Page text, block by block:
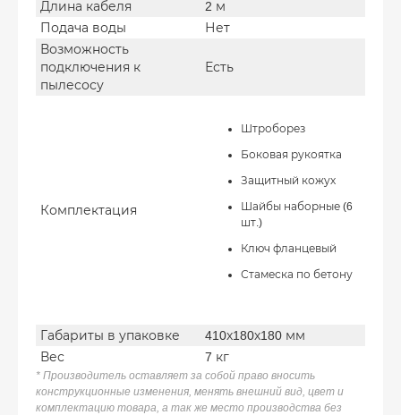
Длина кабеля
2 м
Подача воды
Нет
Возможность
подключения к
пылесосу
Есть
Комплектация
Штроборез
Боковая рукоятка
Защитный кожух
Шайбы наборные (6
шт.)
Ключ фланцевый
Стамеска по бетону
Габариты в упаковке
410х180х180 мм
Вес
7 кг
* Производитель оставляет за собой право вносить
конструкционные изменения, менять внешний вид, цвет и
комплектацию товара, а так же место производства без